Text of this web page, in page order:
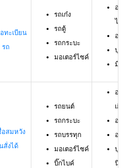
ทะเบียน
รถ
รถเก๋ง
รถตู้
รถกระบะ
มอเตอร์ไซค์
อา
ไม่
อา
บุค
มีชื่
อสมหวัง
สั่งได้
รถยนต์
รถกระบะ
รถบรรทุก
มอเตอร์ไซค์
บิ๊กไบค์
อา
เกิ
อา
อา
บุค
นิติ